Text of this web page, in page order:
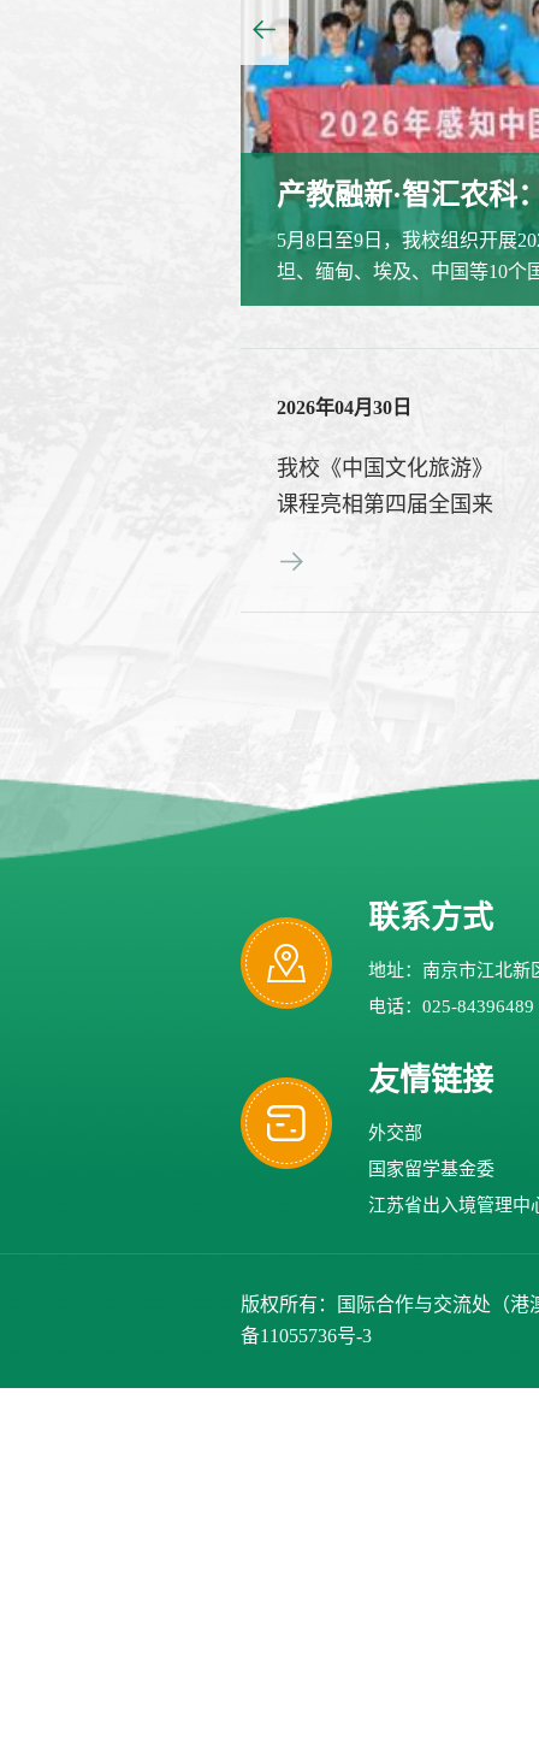
产教融新·智汇农科
5月8日至9日，我校组织开展
坦、缅甸、埃及、中国等10个
河古镇、安徽省博物院等地，
2026年04月30日
我校《中国文化旅游》
课程亮相第四届全国来
会 ...
联系方式
地址：南京市江北新
电话：025-84396489
友情链接
外交部
国家留学基金委
江苏省出入境管理中
版权所有：国际合作与交流处（港
备11055736号-3